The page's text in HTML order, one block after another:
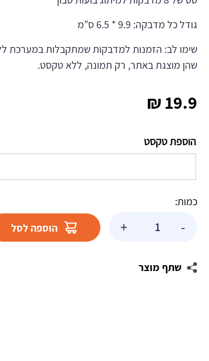
גודל כל מדבקה: 9.9 * 6.5 ס”מ
שימו לב: הזמנות למדבקות שמתקבלות במערכת
שהן מוצגת באתר, רק תמונה, ללא טקסט.
19.9
₪
הוספת טקסט
כמות:
-
של
סבון
+ הוספה לסל
שתף מוצר